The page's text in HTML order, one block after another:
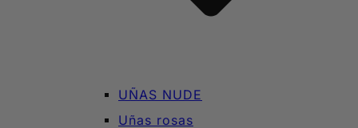
UÑAS NUDE
Uñas rosas